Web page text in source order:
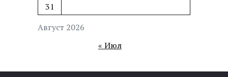
Август 2026
31
« Июл